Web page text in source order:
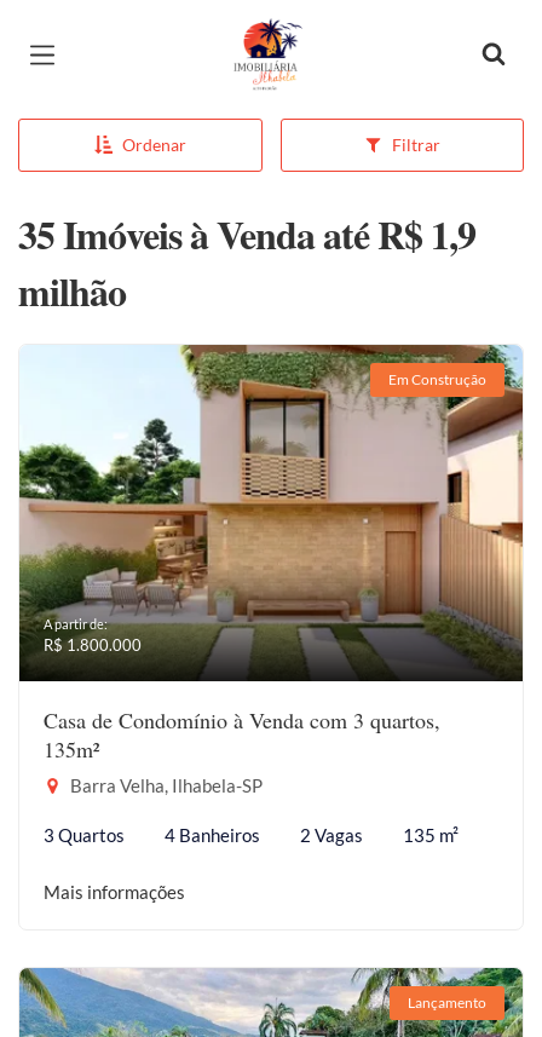
Página inicial
Ordenar Filtrar
35 Imóveis à Venda até R$ 1,9
milhão
Em Construção
A partir de:
R$ 1.800.000
Casa de Condomínio à Venda com 3 quartos,
135m²
Barra Velha, Ilhabela-SP
3 Quartos 4 Banheiros 2 Vagas 135 m²
Mais informações
Lançamento